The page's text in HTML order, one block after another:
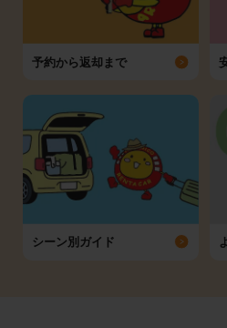
予約から返却まで
シーン別ガイド